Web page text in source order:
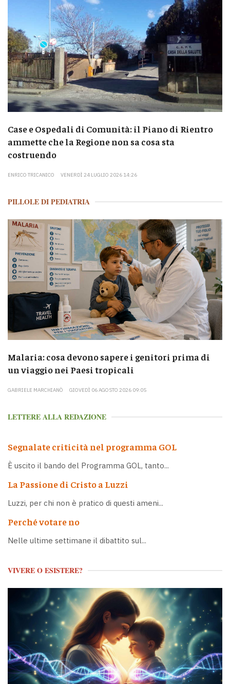
Case e Ospedali di Comunità: il Piano di Rientro
ammette che la Regione non sa cosa sta
costruendo
ENRICO TRICANICO VENERDÌ 24 LUGLIO 2026 14:26
PILLOLE DI PEDIATRIA
Malaria: cosa devono sapere i genitori prima di
un viaggio nei Paesi tropicali
GABRIELE MARCHIANÒ GIOVEDÌ 06 AGOSTO 2026 09:05
LETTERE ALLA REDAZIONE
Segnalate criticità nel programma GOL
È uscito il bando del Programma GOL, tanto...
La Passione di Cristo a Luzzi
Luzzi, per chi non è pratico di questi ameni...
Perché votare no
Nelle ultime settimane il dibattito sul...
VIVERE O ESISTERE?